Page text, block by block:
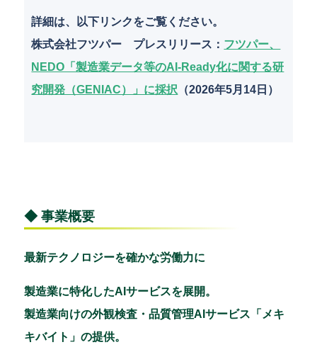
詳細は、以下リンクをご覧ください。
株式会社フツパー プレスリリース ： フツパー、
NEDO「製造業データ等のAI-Ready化に関する研
究開発（GENIAC）」に採択 （2026年5月14日）
◆ 事業概要
最新テクノロジーを確かな労働力に
製造業に特化したAIサービスを展開。
製造業向けの外観検査・品質管理AIサービス「メキ
キバイト」の提供。